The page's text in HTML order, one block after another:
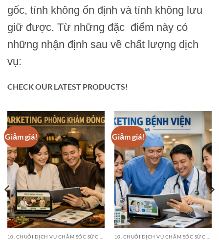
gốc, tính không ổn định và tính không lưu
giữ được. Từ những đặc điểm này có
những nhận định sau về chất lượng dịch
vụ:
CHECK OUR LATEST PRODUCTS!
Giảm giá! Giảm giá!